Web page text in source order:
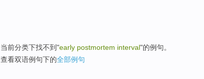
当前分类下找不到"early postmortem interval"的例句。
查看双语例句下的全部例句